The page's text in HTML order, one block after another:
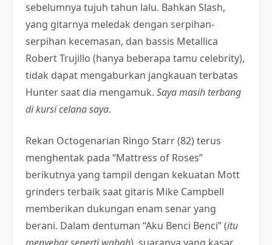
sebelumnya tujuh tahun lalu. Bahkan Slash,
yang gitarnya meledak dengan serpihan-
serpihan kecemasan, dan bassis Metallica
Robert Trujillo (hanya beberapa tamu celebrity),
tidak dapat mengaburkan jangkauan terbatas
Hunter saat dia mengamuk.Saya masih terbang
di kursi celana saya.
Rekan Octogenarian Ringo Starr (82) terus
menghentak pada “Mattress of Roses”
berikutnya yang tampil dengan kekuatan Mott
grinders terbaik saat gitaris Mike Campbell
memberikan dukungan enam senar yang
berani. Dalam dentuman “Aku Benci Benci” (itu